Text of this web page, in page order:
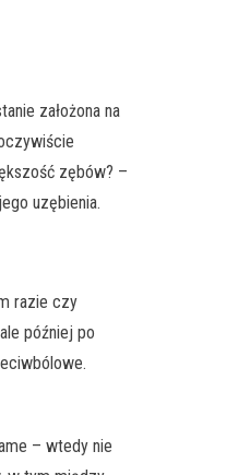
założona na
zębów? –
uzębienia.
razie czy
później po
– wtedy nie